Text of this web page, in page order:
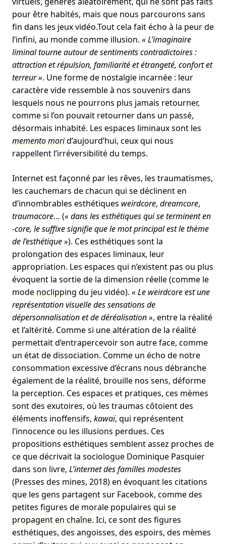
pour être habités, mais que nous parcourons sans
fin dans les jeux vidéo.Tout cela fait écho à la peur de
l’infini, au monde comme illusion. « L’imaginaire
liminal tourne autour de sentiments contradictoires :
attraction et répulsion, familiarité et étrangeté, confort et
terreur ». Une forme de nostalgie incarnée : leur
caractère vide ressemble à nos souvenirs dans
lesquels nous ne pourrons plus jamais retourner,
comme si l’on pouvait retourner dans un passé,
désormais inhabité. Les espaces liminaux sont les
memento morid’aujourd’hui, ceux qui nous
rappellent l’irréversibilité du temps.
Internet est façonné par les rêves, les traumatismes,
les cauchemars de chacun qui se déclinent en
d’innombrables esthétiques weirdcore, dreamcore,
traumacore… (« dans les esthétiques qui se terminent en
-core, le suffixe signifie que le mot principal est le thème
de l’esthétique »). Ces esthétiques sont la
prolongation des espaces liminaux, leur
appropriation. Les espaces qui n’existent pas ou plus
évoquent la sortie de la dimension réelle (comme le
mode noclipping du jeu vidéo). « Le weirdcore est une
représentation visuelle des sensations de
dépersonnalisation et de déréalisation », entre la réalité
et l’altérité. Comme si une altération de la réalité
permettait d’entrapercevoir son autre face, comme
un état de dissociation. Comme un écho de notre
consommation excessive d’écrans nous débranche
également de la réalité, brouille nos sens, déforme
la perception. Ces espaces et pratiques, ces mèmes
sont des exutoires, où les traumas côtoient des
éléments inoffensifs, kawaï, qui représentent
l’innocence ou les illusions perdues. Ces
propositions esthétiques semblent assez proches de
ce que décrivait la sociologue Dominique Pasquier
dans son livre, L’internet des familles modestes
(Presses des mines, 2018) en évoquant les citations
que les gens partagent sur Facebook, comme des
petites figures de morale populaires qui se
propagent en chaîne. Ici, ce sont des figures
esthétiques, des angoisses, des espoirs, des mèmes